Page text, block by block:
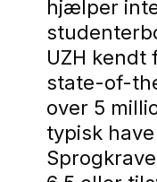
hjælper
UZH
state-of-
over 5
typisk